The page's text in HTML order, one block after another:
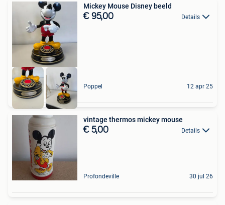
Mickey Mouse Disney beeld
€ 95,00 Details
Poppel 12 apr 25
vintage thermos mickey mouse
€ 5,00 Details
Profondeville 30 jul 26